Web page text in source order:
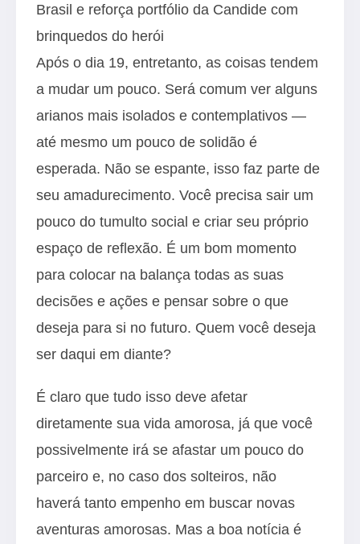
Brasil e reforça portfólio da Candide com
brinquedos do herói
Após o dia 19, entretanto, as coisas tendem
a mudar um pouco. Será comum ver alguns
arianos mais isolados e contemplativos —
até mesmo um pouco de solidão é
esperada. Não se espante, isso faz parte de
seu amadurecimento. Você precisa sair um
pouco do tumulto social e criar seu próprio
espaço de reflexão. É um bom momento
para colocar na balança todas as suas
decisões e ações e pensar sobre o que
deseja para si no futuro. Quem você deseja
ser daqui em diante?
É claro que tudo isso deve afetar
diretamente sua vida amorosa, já que você
possivelmente irá se afastar um pouco do
parceiro e, no caso dos solteiros, não
haverá tanto empenho em buscar novas
aventuras amorosas. Mas a boa notícia é